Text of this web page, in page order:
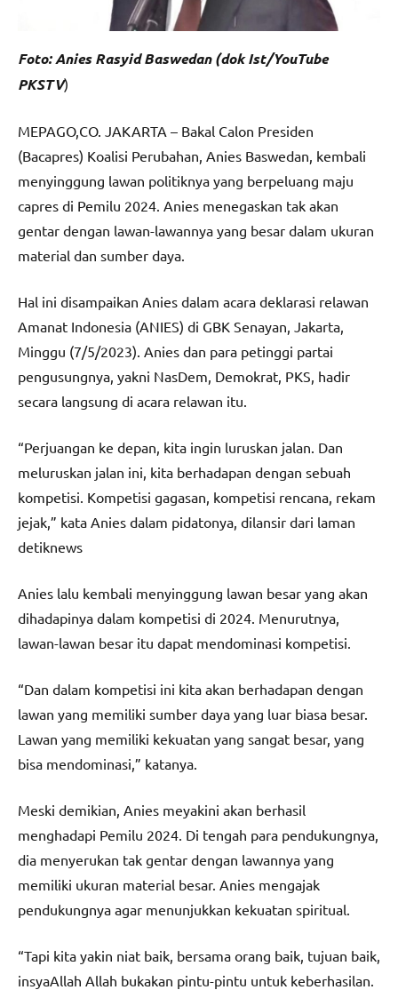
Foto: Anies Rasyid Baswedan (dok Ist/YouTube
PKSTV)
MEPAGO,CO. JAKARTA – Bakal Calon Presiden
(Bacapres) Koalisi Perubahan, Anies Baswedan, kembali
menyinggung lawan politiknya yang berpeluang maju
capres di Pemilu 2024. Anies menegaskan tak akan
gentar dengan lawan-lawannya yang besar dalam ukuran
material dan sumber daya.
Hal ini disampaikan Anies dalam acara deklarasi relawan
Amanat Indonesia (ANIES) di GBK Senayan, Jakarta,
Minggu (7/5/2023). Anies dan para petinggi partai
pengusungnya, yakni NasDem, Demokrat, PKS, hadir
secara langsung di acara relawan itu.
“Perjuangan ke depan, kita ingin luruskan jalan. Dan
meluruskan jalan ini, kita berhadapan dengan sebuah
kompetisi. Kompetisi gagasan, kompetisi rencana, rekam
jejak,” kata Anies dalam pidatonya, dilansir dari laman
detiknews
Anies lalu kembali menyinggung lawan besar yang akan
dihadapinya dalam kompetisi di 2024. Menurutnya,
lawan-lawan besar itu dapat mendominasi kompetisi.
“Dan dalam kompetisi ini kita akan berhadapan dengan
lawan yang memiliki sumber daya yang luar biasa besar.
Lawan yang memiliki kekuatan yang sangat besar, yang
bisa mendominasi,” katanya.
Meski demikian, Anies meyakini akan berhasil
menghadapi Pemilu 2024. Di tengah para pendukungnya,
dia menyerukan tak gentar dengan lawannya yang
memiliki ukuran material besar. Anies mengajak
pendukungnya agar menunjukkan kekuatan spiritual.
“Tapi kita yakin niat baik, bersama orang baik, tujuan baik,
insyaAllah Allah bukakan pintu-pintu untuk keberhasilan.